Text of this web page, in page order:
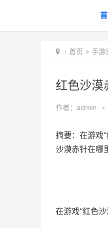
首页 > 手游
红色沙漠
作者： admin •
摘要：在游戏
沙漠赤针在哪
在游戏“红色